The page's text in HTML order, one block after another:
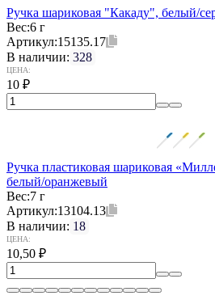
Ручка шариковая "Какаду", белый/
Вес:6 г
Артикул:15135.17
В наличии: 328
ЦЕНА:
10 ₽
Ручка пластиковая шариковая
белый/оранжевый
Вес:7 г
Артикул:13104.13
В наличии: 18
ЦЕНА:
10,50 ₽